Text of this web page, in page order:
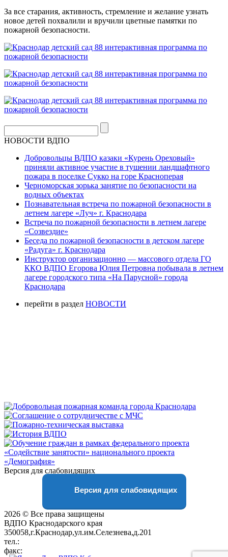
За все старания, активность, стремление и желание узнать
новое детей похвалили и вручили цветные памятки по
пожарной безопасности.
НОВОСТИ ВДПО
Добровольцы ВДПО казаки «Курень Ореховый»
приняли активное участие в тушении ландшафтного
пожара в поселке Сукко на горе Красноперая
Черноморская зорька занятие по безопасности на
водных объектах
Познавательная встреча по пожарной безопасности в
летнем лагере «Луч» г. Краснодара
Встреча по пожарной безопасности в летнем лагере
«Созвездие»
Беседа по пожарной безопасности в детском лагере
«Радуга» г. Краснодара
Инструктор организационно — массового отдела ГО
ККО ВДПО Егорова Юлия Петровна побывала в летнем
лагере городского типа «На Парусной» города
Краснодара
перейти в раздел НОВОСТИ
Версия для слабовидящих
Версия для слабовидящих
2026 © Все права защищены
ВДПО Краснодарского края
350058,г.Краснодар,ул.им.Селезнева,д.201
тел.:
факс: